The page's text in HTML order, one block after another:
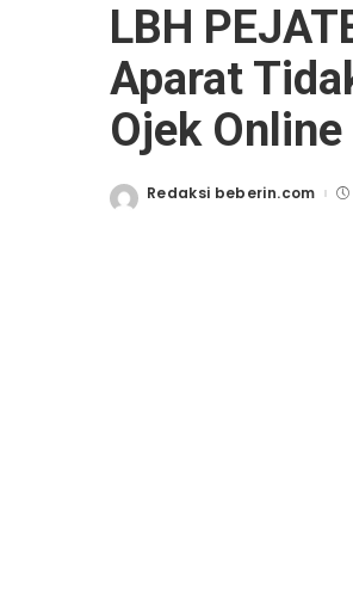
LBH
Aparat
Ojek
Posted
Redaksi beberin.com